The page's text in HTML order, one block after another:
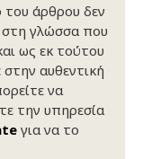
του άρθρου δεν
στη γλώσσα που
ως εκ τούτου
αυθεντική
να
την υπηρεσία
για να το